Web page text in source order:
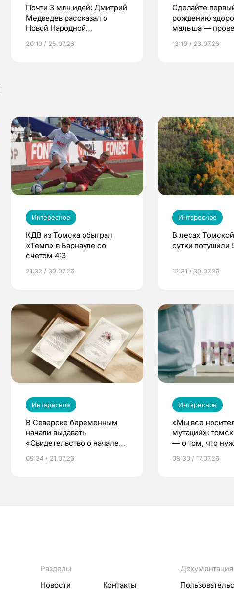
Почти 3 млн идей: Дмитрий
Медведев рассказал о
Новой Народной
20:10 / 25.07.26
Сделайте
рождению
малыша —
по ОМС!
13:10 / 23.07.26
Интересное
КДВ из Томска обыграл
«Темп» в Барнауле со
счетом 4:3
21:32 / 30.07.26
Интересное
В лесах
сутки потушили
12:31 / 30.07.26
Интересное
В Северске беременным
начали выдавать
«Свидетельство о начале
09:34 / 21.07.26
Интересное
«Мы все
мутаций»:
— о том, что
08:30 / 17.07.26
Разделы
Новости
Контакты
Документация